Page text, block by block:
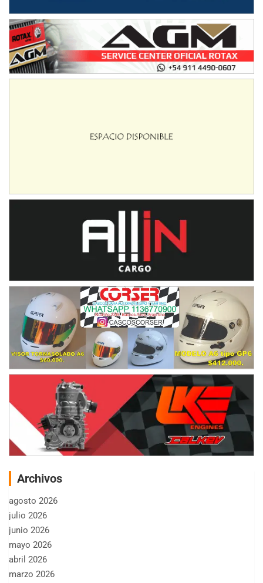
Archivos
agosto 2026
julio 2026
junio 2026
mayo 2026
abril 2026
marzo 2026